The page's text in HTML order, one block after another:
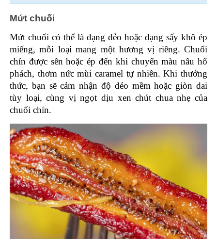
Mứt chuối
Mứt chuối có thể là dạng dẻo hoặc dạng sấy khô ép
miếng, mỗi loại mang một hương vị riêng. Chuối
chín được sên hoặc ép đến khi chuyển màu nâu hổ
phách, thơm nức mùi caramel tự nhiên. Khi thưởng
thức, bạn sẽ cảm nhận độ dẻo mềm hoặc giòn dai
tùy loại, cùng vị ngọt dịu xen chút chua nhẹ của
chuối chín.